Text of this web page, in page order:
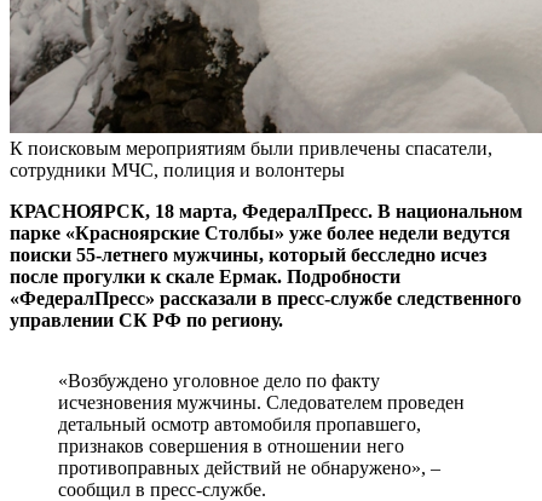
К поисковым мероприятиям были привлечены спасатели,
сотрудники МЧС, полиция и волонтеры
КРАСНОЯРСК, 18 марта, ФедералПресс. В национальном
парке «Красноярские Столбы» уже более недели ведутся
поиски 55-летнего мужчины, который бесследно исчез
после прогулки к скале Ермак. Подробности
«ФедералПресс» рассказали в пресс-службе следственного
управлении СК РФ по региону.
«Возбуждено уголовное дело по факту
исчезновения мужчины. Следователем проведен
детальный осмотр автомобиля пропавшего,
признаков совершения в отношении него
противоправных действий не обнаружено», –
сообщил в пресс-службе.